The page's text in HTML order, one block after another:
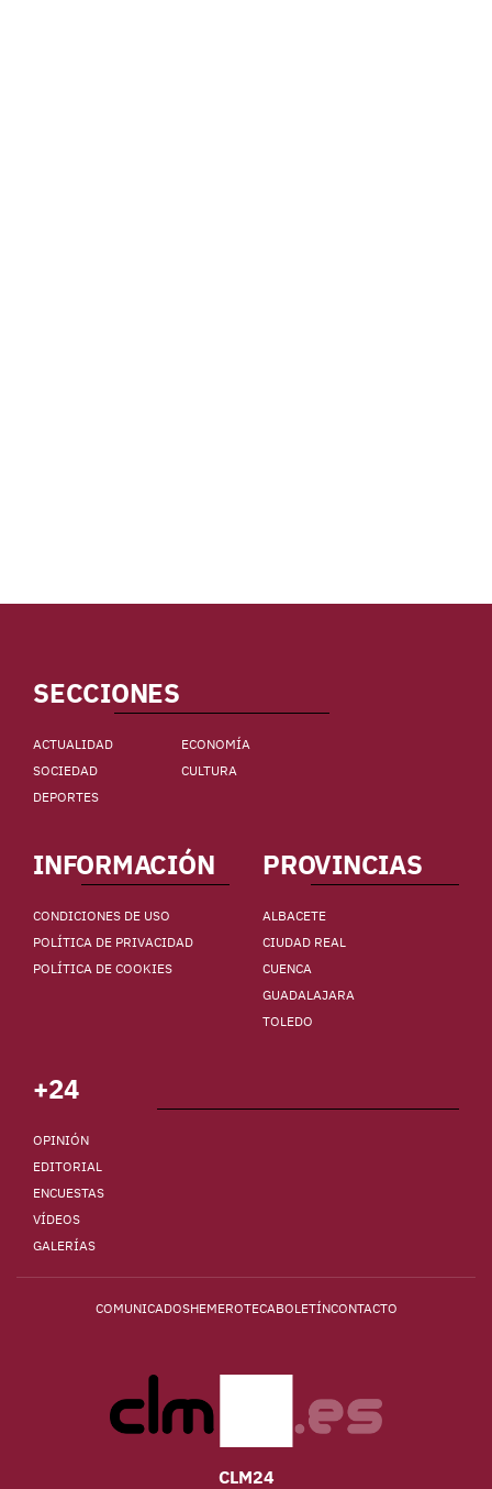
SECCIONES
ACTUALIDAD
ECONOMÍA
SOCIEDAD
CULTURA
DEPORTES
INFORMACIÓN
CONDICIONES DE USO
POLÍTICA DE PRIVACIDAD
POLÍTICA DE COOKIES
PROVINCIAS
ALBACETE
CIUDAD REAL
CUENCA
GUADALAJARA
TOLEDO
+24
OPINIÓN
EDITORIAL
ENCUESTAS
VÍDEOS
GALERÍAS
COMUNICADOSHEMEROTECABOLETÍNCONTACTO
CLM24